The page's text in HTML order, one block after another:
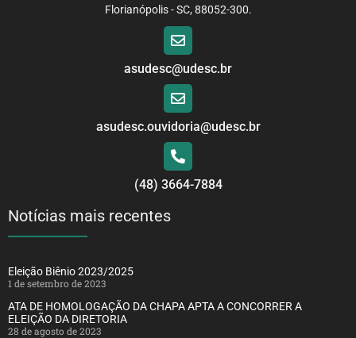
Florianópolis - SC, 88052-300.
asudesc@udesc.br
asudesc.ouvidoria@udesc.br
(48) 3664-7884
Notícias mais recentes
Eleição Biênio 2023/2025
1 de setembro de 2023
ATA DE HOMOLOGAÇÃO DA CHAPA APTA A CONCORRER A
ELEIÇÃO DA DIRETORIA
28 de agosto de 2023